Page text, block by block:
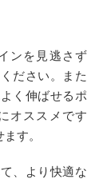
ンを見逃さず
ださい。また
く伸ばせるポ
オススメです
す。
、より快適な